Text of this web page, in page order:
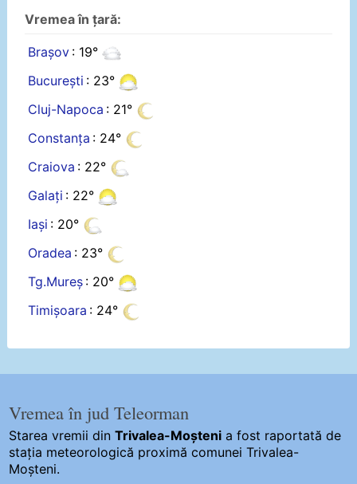
Vremea în țară:
Brașov : 19°
București : 23°
Cluj-Napoca : 21°
Constanța : 24°
Craiova : 22°
Galați : 22°
Iași : 20°
Oradea : 23°
Tg.Mureș : 20°
Timișoara : 24°
Vremea în jud Teleorman
Starea vremii dinTrivalea-Moșteni a fost raportată de
stația meteorologică proximă comunei Trivalea-
Moșteni.